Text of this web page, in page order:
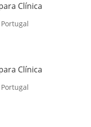
Clínica
Clínica